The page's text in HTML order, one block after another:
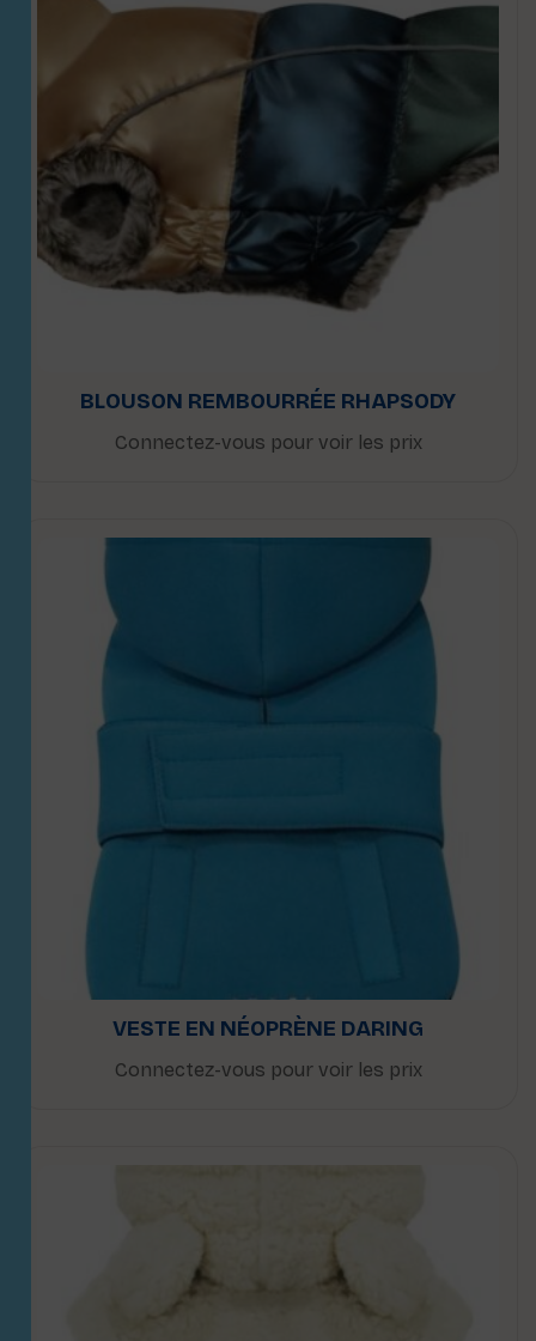
BLOUSON REMBOURRÉE RHAPSODY
Connectez-vous pour voir les prix
VESTE EN NÉOPRÈNE DARING
Connectez-vous pour voir les prix